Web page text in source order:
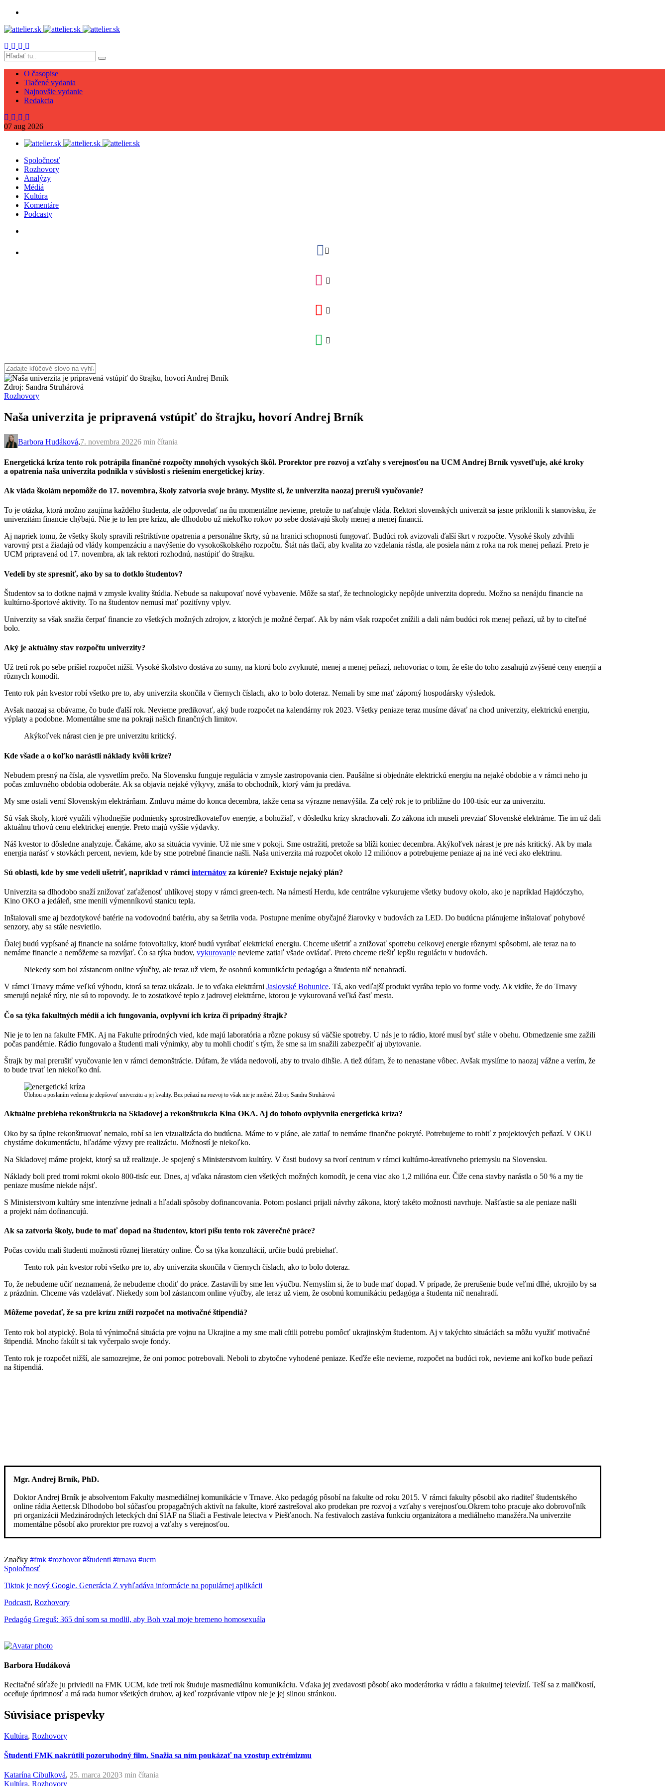
O časopise
Tlačené vydania
Najnovšie vydanie
Redakcia
07 aug 2026
Spoločnosť
Rozhovory
Analýzy
Médiá
Kultúra
Komentáre
Podcasty
Zdroj: Sandra Struhárová
Rozhovory
Naša univerzita je pripravená vstúpiť do štrajku, hovorí Andrej Brník
Barbora Hudáková,7. novembra 20226 min čítania
Energetická kríza tento rok potrápila finančné rozpočty mnohých vysokých škôl. Prorektor pre rozvoj a vzťahy s verejnosťou na UCM Andrej Brník vysvetľuje, aké kroky
a opatrenia naša univerzita podnikla v súvislosti s riešením energetickej krízy.
Ak vláda školám nepomôže do 17. novembra, školy zatvoria svoje brány. Myslíte si, že univerzita naozaj preruší vyučovanie?
To je otázka, ktorá možno zaujíma každého študenta, ale odpovedať na ňu momentálne nevieme, pretože to naťahuje vláda. Rektori slovenských univerzít sa jasne priklonili k stanovisku, že
univerzitám financie chýbajú. Nie je to len pre krízu, ale dlhodobo už niekoľko rokov po sebe dostávajú školy menej a menej financií.
Aj napriek tomu, že všetky školy spravili reštriktívne opatrenia a personálne škrty, sú na hranici schopnosti fungovať. Budúci rok avizovali ďalší škrt v rozpočte. Vysoké školy zdvihli
varovný prst a žiadajú od vlády kompenzáciu a navýšenie do vysokoškolského rozpočtu. Štát nás tlačí, aby kvalita zo vzdelania rástla, ale posiela nám z roka na rok menej peňazí. Preto je
UCM pripravená od 17. novembra, ak tak rektori rozhodnú, nastúpiť do štrajku.
Vedeli by ste spresniť, ako by sa to dotklo študentov?
Študentov sa to dotkne najmä v zmysle kvality štúdia. Nebude sa nakupovať nové vybavenie. Môže sa stať, že technologicky nepôjde univerzita dopredu. Možno sa nenájdu financie na
kultúrno-športové aktivity. To na študentov nemusí mať pozitívny vplyv.
Univerzity sa však snažia čerpať financie zo všetkých možných zdrojov, z ktorých je možné čerpať. Ak by nám však rozpočet znížili a dali nám budúci rok menej peňazí, už by to citeľné
bolo.
Aký je aktuálny stav rozpočtu univerzity?
Už tretí rok po sebe prišiel rozpočet nižší. Vysoké školstvo dostáva zo sumy, na ktorú bolo zvyknuté, menej a menej peňazí, nehovoriac o tom, že ešte do toho zasahujú zvýšené ceny energií a
rôznych komodít.
Tento rok pán kvestor robí všetko pre to, aby univerzita skončila v čiernych číslach, ako to bolo doteraz. Nemali by sme mať záporný hospodársky výsledok.
Avšak naozaj sa obávame, čo bude ďalší rok. Nevieme predikovať, aký bude rozpočet na kalendárny rok 2023. Všetky peniaze teraz musíme dávať na chod univerzity, elektrickú energiu,
výplaty a podobne. Momentálne sme na pokraji našich finančných limitov.
Akýkoľvek nárast cien je pre univerzitu kritický.
Kde všade a o koľko narástli náklady kvôli kríze?
Nebudem presný na čísla, ale vysvetlím prečo. Na Slovensku funguje regulácia v zmysle zastropovania cien. Paušálne si objednáte elektrickú energiu na nejaké obdobie a v rámci neho ju
počas zmluvného obdobia odoberáte. Ak sa objavia nejaké výkyvy, znáša to obchodník, ktorý vám ju predáva.
My sme ostali verní Slovenským elektrárňam. Zmluvu máme do konca decembra, takže cena sa výrazne nenavýšila. Za celý rok je to približne do 100-tisíc eur za univerzitu.
Sú však školy, ktoré využili výhodnejšie podmienky sprostredkovateľov energie, a bohužiaľ, v dôsledku krízy skrachovali. Zo zákona ich museli prevziať Slovenské elektrárne. Tie im už dali
aktuálnu trhovú cenu elektrickej energie. Preto majú vyššie výdavky.
Náš kvestor to dôsledne analyzuje. Čakáme, ako sa situácia vyvinie. Už nie sme v pokoji. Sme ostražití, pretože sa blíži koniec decembra. Akýkoľvek nárast je pre nás kritický. Ak by mala
energia narásť v stovkách percent, neviem, kde by sme potrebné financie našli. Naša univerzita má rozpočet okolo 12 miliónov a potrebujeme peniaze aj na iné veci ako elektrinu.
Sú oblasti, kde by sme vedeli ušetriť, napríklad v rámci internátov za kúrenie? Existuje nejaký plán?
Univerzita sa dlhodobo snaží znižovať zaťaženosť uhlíkovej stopy v rámci green-tech. Na námestí Herdu, kde centrálne vykurujeme všetky budovy okolo, ako je napríklad Hajdóczyho,
Kino OKO a jedáleň, sme menili výmenníkovú stanicu tepla.
Inštalovali sme aj bezdotykové batérie na vodovodnú batériu, aby sa šetrila voda. Postupne meníme obyčajné žiarovky v budovách za LED. Do budúcna plánujeme inštalovať pohybové
senzory, aby sa stále nesvietilo.
Ďalej budú vypísané aj financie na solárne fotovoltaiky, ktoré budú vyrábať elektrickú energiu. Chceme ušetriť a znižovať spotrebu celkovej energie rôznymi spôsobmi, ale teraz na to
nemáme financie a nemôžeme sa rozvíjať. Čo sa týka budov, vykurovanie nevieme zatiaľ všade ovládať. Preto chceme riešiť lepšiu reguláciu v budovách.
Niekedy som bol zástancom online výučby, ale teraz už viem, že osobnú komunikáciu pedagóga a študenta nič nenahradí.
V rámci Trnavy máme veľkú výhodu, ktorá sa teraz ukázala. Je to vďaka elektrárni Jaslovské Bohunice. Tá, ako vedľajší produkt vyrába teplo vo forme vody. Ak vidíte, že do Trnavy
smerujú nejaké rúry, nie sú to ropovody. Je to zostatkové teplo z jadrovej elektrárne, ktorou je vykurovaná veľká časť mesta.
Čo sa týka fakultných médií a ich fungovania, ovplyvní ich kríza či prípadný štrajk?
Nie je to len na fakulte FMK. Aj na Fakulte prírodných vied, kde majú laboratória a rôzne pokusy sú väčšie spotreby. U nás je to rádio, ktoré musí byť stále v obehu. Obmedzenie sme zažili
počas pandémie. Rádio fungovalo a študenti mali výnimky, aby tu mohli chodiť s tým, že sme sa im snažili zabezpečiť aj ubytovanie.
Štrajk by mal prerušiť vyučovanie len v rámci demonštrácie. Dúfam, že vláda nedovolí, aby to trvalo dlhšie. A tiež dúfam, že to nenastane vôbec. Avšak myslíme to naozaj vážne a verím, že
to bude trvať len niekoľko dní.
Úlohou a poslaním vedenia je zlepšovať univerzitu a jej kvality. Bez peňazí na rozvoj to však nie je možné. Zdroj: Sandra Struhárová
Aktuálne prebieha rekonštrukcia na Skladovej a rekonštrukcia Kina OKA. Aj do tohoto ovplyvnila energetická kríza?
Oko by sa úplne rekonštruovať nemalo, robí sa len vizualizácia do budúcna. Máme to v pláne, ale zatiaľ to nemáme finančne pokryté. Potrebujeme to robiť z projektových peňazí. V OKU
chystáme dokumentáciu, hľadáme výzvy pre realizáciu. Možností je niekoľko.
Na Skladovej máme projekt, ktorý sa už realizuje. Je spojený s Ministerstvom kultúry. V časti budovy sa tvorí centrum v rámci kultúrno-kreatívneho priemyslu na Slovensku.
Náklady boli pred tromi rokmi okolo 800-tisíc eur. Dnes, aj vďaka nárastom cien všetkých možných komodít, je cena viac ako 1,2 milióna eur. Čiže cena stavby narástla o 50 % a my tie
peniaze musíme niekde nájsť.
S Ministerstvom kultúry sme intenzívne jednali a hľadali spôsoby dofinancovania. Potom poslanci prijali návrhy zákona, ktorý takéto možnosti navrhuje. Našťastie sa ale peniaze našli
a projekt nám dofinancujú.
Ak sa zatvoria školy, bude to mať dopad na študentov, ktorí píšu tento rok záverečné práce?
Počas covidu mali študenti možnosti rôznej literatúry online. Čo sa týka konzultácií, určite budú prebiehať.
Tento rok pán kvestor robí všetko pre to, aby univerzita skončila v čiernych číslach, ako to bolo doteraz.
To, že nebudeme učiť neznamená, že nebudeme chodiť do práce. Zastavili by sme len výučbu. Nemyslím si, že to bude mať dopad. V prípade, že prerušenie bude veľmi dlhé, ukrojilo by sa
z prázdnin. Chceme vás vzdelávať. Niekedy som bol zástancom online výučby, ale teraz už viem, že osobnú komunikáciu pedagóga a študenta nič nenahradí.
Môžeme povedať, že sa pre krízu zníži rozpočet na motivačné štipendiá?
Tento rok bol atypický. Bola tú výnimočná situácia pre vojnu na Ukrajine a my sme mali cítili potrebu pomôcť ukrajinským študentom. Aj v takýchto situáciách sa môžu využiť motivačné
štipendiá. Mnoho fakúlt si tak vyčerpalo svoje fondy.
Tento rok je rozpočet nižší, ale samozrejme, že oni pomoc potrebovali. Neboli to zbytočne vyhodené peniaze. Keďže ešte nevieme, rozpočet na budúci rok, nevieme ani koľko bude peňazí
na štipendiá.
Mgr. Andrej Brník, PhD.
Doktor Andrej Brník je absolventom Fakulty masmediálnej komunikácie v Trnave. Ako pedagóg pôsobí na fakulte od roku 2015. V rámci fakulty pôsobil ako riaditeľ študentského
online rádia Aetter.sk Dlhodobo bol súčasťou propagačných aktivít na fakulte, ktoré zastrešoval ako prodekan pre rozvoj a vzťahy s verejnosťou.Okrem toho pracuje ako dobrovoľník
pri organizácii Medzinárodných leteckých dní SIAF na Sliači a Festivale letectva v Piešťanoch. Na festivaloch zastáva funkciu organizátora a mediálneho manažéra.Na univerzite
momentálne pôsobí ako prorektor pre rozvoj a vzťahy s verejnosťou.
Značky #fmk #rozhovor#študenti #trnava #ucm
Spoločnosť
Tiktok je nový Google. Generácia Z vyhľadáva informácie na populárnej aplikácii
Podcastt, Rozhovory
Pedagóg Greguš: 365 dní som sa modlil, aby Boh vzal moje bremeno homosexuála
Barbora Hudáková
Recitačné súťaže ju priviedli na FMK UCM, kde tretí rok študuje masmediálnu komunikáciu. Vďaka jej zvedavosti pôsobí ako moderátorka v rádiu a fakultnej televízií. Teší sa z maličkostí,
oceňuje úprimnosť a má rada humor všetkých druhov, aj keď rozprávanie vtipov nie je jej silnou stránkou.
Súvisiace príspevky
Kultúra, Rozhovory
Študenti FMK nakrútili pozoruhodný film. Snažia sa ním poukázať na vzostup extrémizmu
Katarína Cibulková, 25. marca 20203 min čítania
Kultúra, Rozhovory